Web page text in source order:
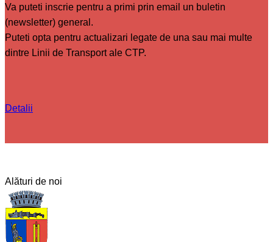
Va puteti inscrie pentru a primi prin email un buletin
(newsletter) general.
Puteti opta pentru actualizari legate de una sau mai multe
dintre Linii de Transport ale CTP.
Detalii
Alături de noi